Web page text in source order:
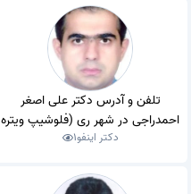
تلفن و آدرس دکتر علی اصغر
احمدراجی در شهر ری (فلوشیپ ویتره
و رتین)
دکتر اینفو1